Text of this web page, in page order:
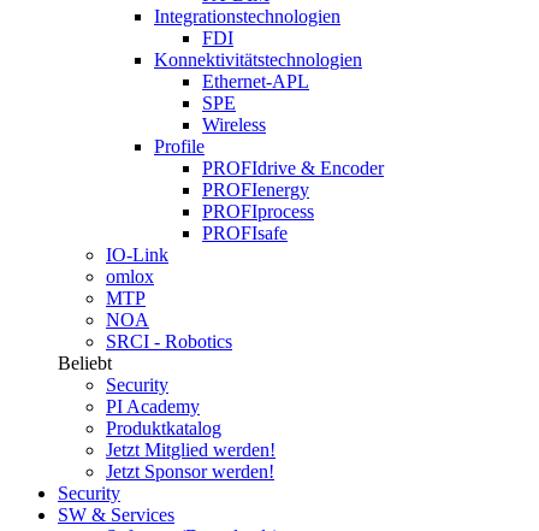
Integrationstechnologien
FDI
Konnektivitätstechnologien
Ethernet-APL
SPE
Wireless
Profile
PROFIdrive & Encoder
PROFIenergy
PROFIprocess
PROFIsafe
IO-Link
omlox
MTP
NOA
SRCI - Robotics
Beliebt
Security
PI Academy
Produktkatalog
Jetzt Mitglied werden!
Jetzt Sponsor werden!
Security
SW & Services